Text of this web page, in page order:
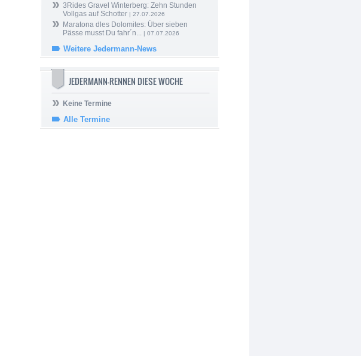
3Rides Gravel Winterberg: Zehn Stunden
Vollgas auf Schotter | 27.07.2026
Maratona dles Dolomites: Über sieben
Pässe musst Du fahr´n... | 07.07.2026
Weitere Jedermann-News
JEDERMANN-RENNEN DIESE WOCHE
Keine Termine
Alle Termine